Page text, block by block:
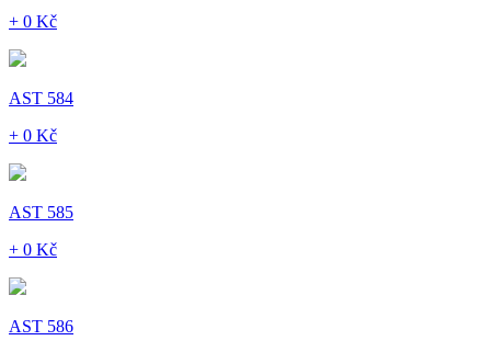
+ 0 Kč
AST 584
+ 0 Kč
AST 585
+ 0 Kč
AST 586